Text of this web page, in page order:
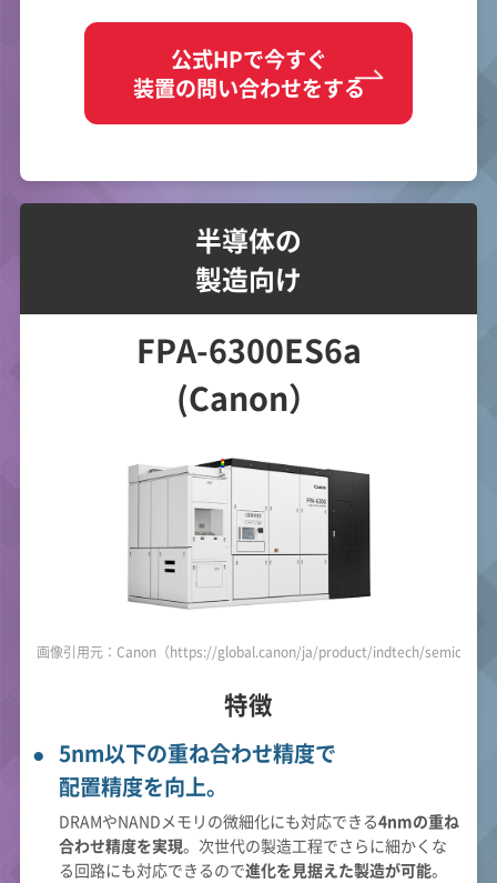
公式HPで今すぐ
装置の問い合わせをする
半導体の
製造向け
FPA-6300ES6a
(Canon）
画像引用元：Canon（https://global.canon/ja/product/indtech/semicon/
特徴
5nm以下の重ね合わせ精度で
配置精度を向上。
DRAMやNANDメモリの微細化にも対応できる4nmの重ね
合わせ精度を実現。次世代の製造工程でさらに細かくな
る回路にも対応できるので進化を見据えた製造が可能。